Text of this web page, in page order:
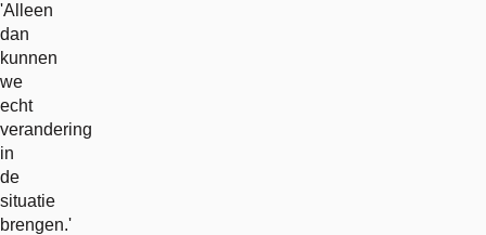
'Alleen
dan
kunnen
we
echt
verandering
in
de
situatie
brengen.'